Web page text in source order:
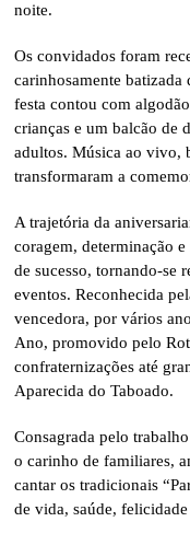
noite.
Os convidados foram
carinhosamente
festa contou com
crianças e um balcão de
adultos. Música ao vivo,
transformaram a
A trajetória da
coragem, determinação
de sucesso, tornando-se
eventos. Reconhecida
vencedora, por vários
Ano, promovido pelo
confraternizações até
Aparecida do Taboado.
Consagrada pelo
o carinho de familiares,
cantar os tradicionais
de vida, saúde,